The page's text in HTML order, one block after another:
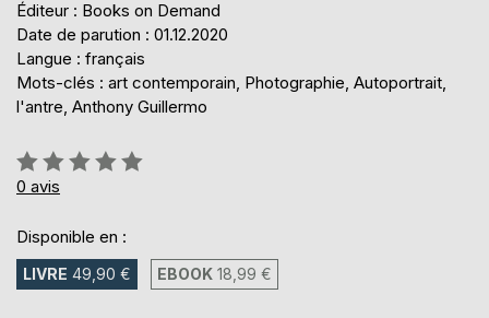
Éditeur : Books on Demand
Date de parution : 01.12.2020
Langue : français
Mots-clés : art contemporain, Photographie, Autoportrait,
l'antre, Anthony Guillermo
Évaluation:
0%
0 avis
Disponible en :
LIVRE 49,90 € EBOOK 18,99 €